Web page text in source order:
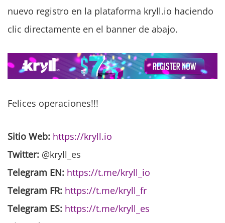
nuevo registro en la plataforma kryll.io haciendo
clic directamente en el banner de abajo.
Felices operaciones!!!
Sitio Web: https://kryll.io
Twitter: @kryll_es
Telegram EN: https://t.me/kryll_io
Telegram FR: https://t.me/kryll_fr
Telegram ES: https://t.me/kryll_es